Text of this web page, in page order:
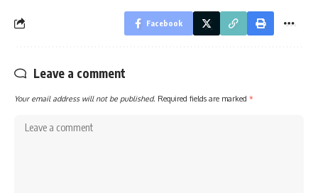
Facebook
Leave a comment
Your email address will not be published. Required fields are marked *